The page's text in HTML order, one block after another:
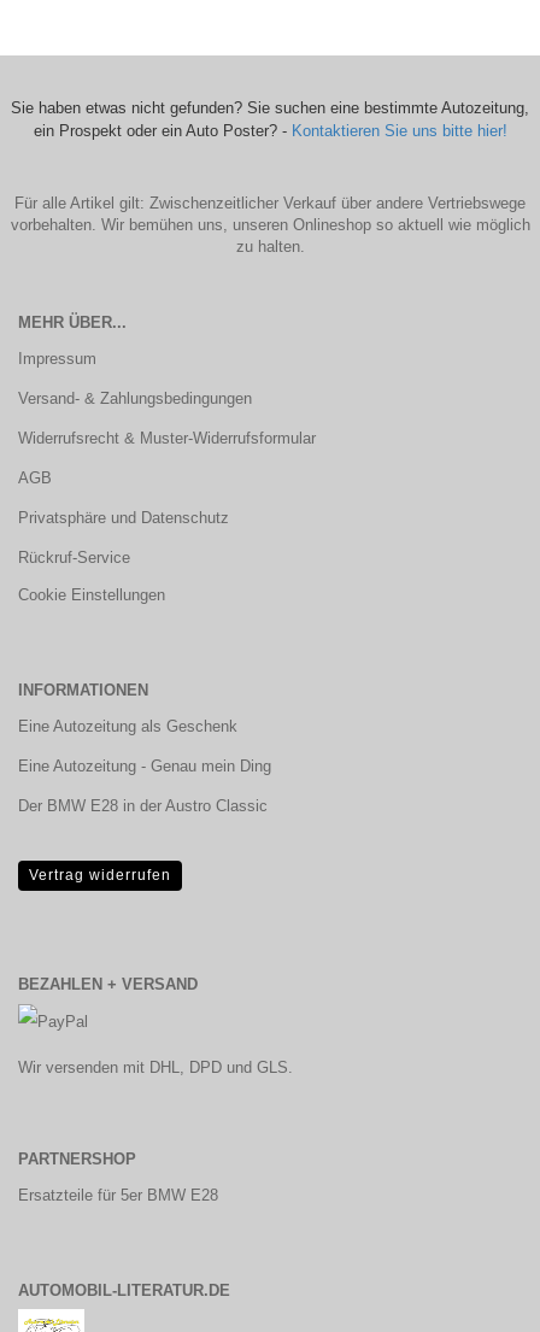
Sie haben etwas nicht gefunden? Sie suchen eine bestimmte Autozeitung,
ein Prospekt oder ein Auto Poster? - Kontaktieren Sie uns bitte hier!
Für alle Artikel gilt: Zwischenzeitlicher Verkauf über andere Vertriebswege
vorbehalten. Wir bemühen uns, unseren Onlineshop so aktuell wie möglich
zu halten.
MEHR ÜBER...
Impressum
Versand- & Zahlungsbedingungen
Widerrufsrecht & Muster-Widerrufsformular
AGB
Privatsphäre und Datenschutz
Rückruf-Service
Cookie Einstellungen
INFORMATIONEN
Eine Autozeitung als Geschenk
Eine Autozeitung - Genau mein Ding
Der BMW E28 in der Austro Classic
Vertrag widerrufen
BEZAHLEN + VERSAND
Wir versenden mit DHL, DPD und GLS.
PARTNERSHOP
Ersatzteile für 5er BMW E28
AUTOMOBIL-LITERATUR.DE